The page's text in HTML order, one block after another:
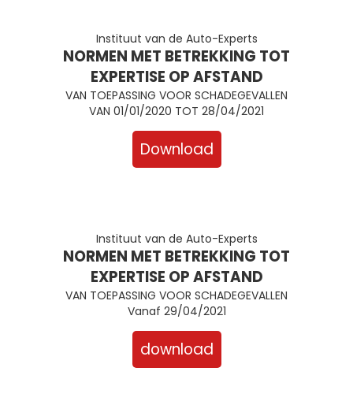
Instituut van de Auto-Experts
NORMEN MET BETREKKING TOT
EXPERTISE OP AFSTAND
VAN TOEPASSING VOOR SCHADEGEVALLEN
VAN 01/01/2020 TOT 28/04/2021
Download
Instituut van de Auto-Experts
NORMEN MET BETREKKING TOT
EXPERTISE OP AFSTAND
VAN TOEPASSING VOOR SCHADEGEVALLEN
Vanaf 29/04/2021
download